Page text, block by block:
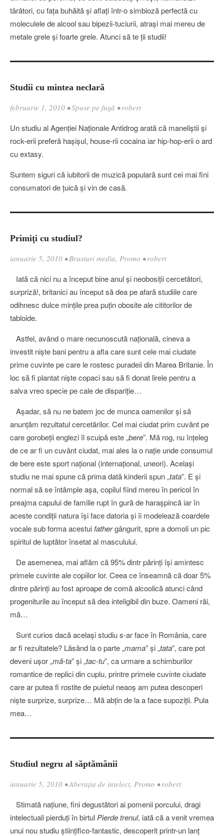
târâtori, cu faţa buhăită şi aflaţi într-o simbioză perfectă cu
moleculele de alcool sau bipezii-tuciurii, atraşi mai mereu de
metale grele şi foarte grele. Atunci să te ţii studii!
Studii cu mintea neclară
februarie 1, 2010 •Spuse pe fugă •robert
Un studiu al Agenţiei Naţionale Antidrog arată că maneliştii şi
rock-erii preferă haşişul, house-rii cocaina iar hip-hop-erii o ard
cu extasy.
Suntem siguri că iubitorii de muzică populară sunt cei mai fini
consumatori de ţuică şi vin de casă.
Primiţi cu studiul?
ianuarie 5, 2010 •Brusturi media, Promo •robert
Iată că nici nu a început bine anul şi neobosiţii cercetători,
surpriză!, britanici au început să dea pe afară studiile care
odihnesc dulce minţile prea puţin obosite ale cititorilor de
tabloide.
Astfel, având o mare necunoscută naţională, cineva a
investit nişte bani pentru a afla care sunt cele mai ciudate
prime cuvinte pe care le rostesc puradeii din Marea Britanie. În
loc să fi plantat nişte copaci sau să fi donat lirele pentru a
salva vreo specie pe cale de dispariţie…
Aşadar, să nu ne batem joc de munca oamenilor şi să
anunţăm rezultatul cercetărilor. Cel mai ciudat prim cuvânt pe
care gorobeţii englezi îl scuipă este „bere”. Mă rog, nu înţeleg
de ce ar fi un cuvânt ciudat, mai ales la o naţie unde consumul
de bere este sport naţional (internaţional, uneori). Acelaşi
studiu ne mai spune că prima dată kinderii spun „tata”. E şi
normal să se întâmple aşa, copilul fiind mereu în pericol în
preajma capului de familie rupt în gură de haraşpincă iar în
aceste condiţii natura îşi face datoria şi îi modelează coardele
vocale sub forma acestui fathergângurit, spre a domoli un pic
spiritul de luptător însetat al masculului.
De asemenea, mai aflăm că 95% dintr părinţi îşi amintesc
primele cuvinte ale copiilor lor. Ceea ce înseamnă că doar 5%
dintre părinţi au fost aproape de comă alcoolică atunci când
progeniturile au început să dea inteligibil din buze. Oameni răi,
mă…
Sunt curios dacă acelaşi studiu s-ar face în România, care
ar fi rezultatele? Lăsând la o parte „mama” şi „tata”, care pot
deveni uşor „mă-ta” şi „tac-tu”, ca urmare a schimburilor
romantice de replici din cuplu, printre primele cuvinte ciudate
care ar putea fi rostite de puietul neaoş am putea descoperi
nişte surprize, surprize… Mă abţin de la a face supoziţii. Pula
mea…
Studiul negru al săptămânii
ianuarie 5, 2010 •Aberația de intelect, Promo •robert
Stimată naţiune, fini degustători ai pomenii porcului, dragi
intelectuali pierduţi în birtul Pierde trenul, iată că a venit vremea
unui nou studiu ştiinţifico-fantastic, descoperit printr-un lanţ